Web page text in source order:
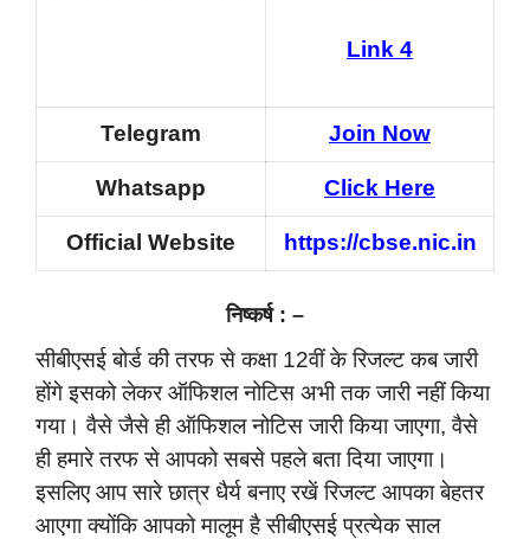
Link 4
Telegram Join Now
Whatsapp Click Here
Official Website https://cbse.nic.in
निष्कर्ष : –
सीबीएसई बोर्ड की तरफ से कक्षा 12वीं के रिजल्ट कब जारी
होंगे इसको लेकर ऑफिशल नोटिस अभी तक जारी नहीं किया
गया। वैसे जैसे ही ऑफिशल नोटिस जारी किया जाएगा, वैसे
ही हमारे तरफ से आपको सबसे पहले बता दिया जाएगा।
इसलिए आप सारे छात्र धैर्य बनाए रखें रिजल्ट आपका बेहतर
आएगा क्योंकि आपको मालूम है सीबीएसई प्रत्येक साल